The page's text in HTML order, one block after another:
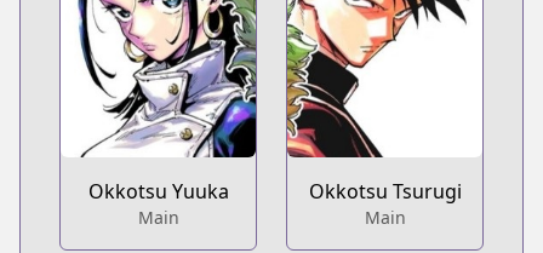
Okkotsu Yuuka
Main
Okkotsu Tsurugi
Main